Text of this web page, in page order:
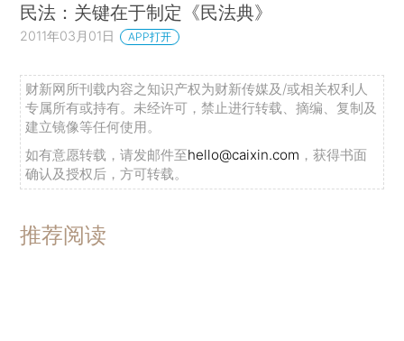
民法：关键在于制定《民法典》
2011年03月01日 APP打开
财新网所刊载内容之知识产权为财新传媒及/或相关权利人
专属所有或持有。未经许可，禁止进行转载、摘编、复制及
建立镜像等任何使用。
如有意愿转载，请发邮件至hello@caixin.com ，获得书面
确认及授权后，方可转载。
推荐阅读